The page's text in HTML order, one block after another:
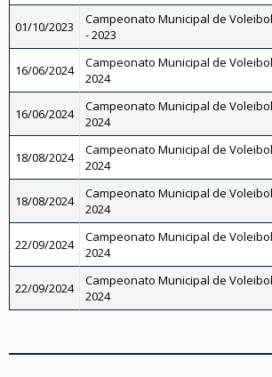
01/10/2023
Campeonato Municipal de
- 2023
16/06/2024
Campeonato Municipal de
2024
16/06/2024
Campeonato Municipal de
2024
18/08/2024
Campeonato Municipal de
2024
18/08/2024
Campeonato Municipal de
2024
22/09/2024
Campeonato Municipal de
2024
22/09/2024
Campeonato Municipal de
2024